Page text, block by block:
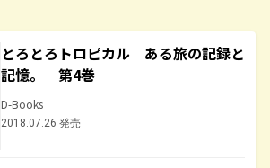
とろとろトロピカル ある旅の記録と
記憶。 第4巻
D-Books
2018.07.26 発売